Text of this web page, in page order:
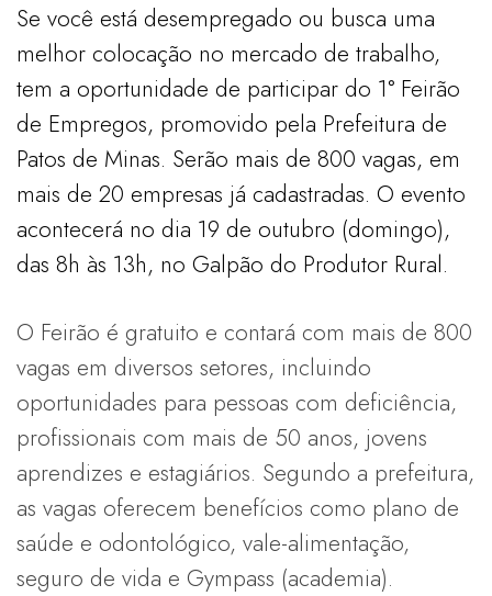
Se você está desempregado ou busca uma
melhor colocação no mercado de trabalho,
tem a oportunidade de participar do 1° Feirão
de Empregos, promovido pela Prefeitura de
Patos de Minas. Serão mais de 800 vagas, em
mais de 20 empresas já cadastradas. O evento
acontecerá no dia 19 de outubro (domingo),
das 8h às 13h, no Galpão do Produtor Rural.
O Feirão é gratuito e contará com mais de 800
vagas em diversos setores, incluindo
oportunidades para pessoas com deficiência,
profissionais com mais de 50 anos, jovens
aprendizes e estagiários. Segundo a prefeitura,
as vagas oferecem benefícios como plano de
saúde e odontológico, vale-alimentação,
seguro de vida e Gympass (academia).